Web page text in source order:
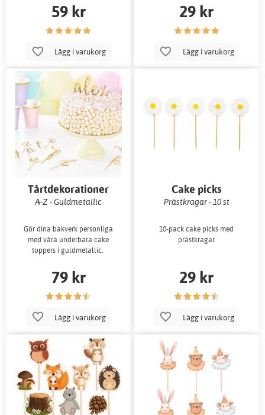
59 kr
Lägg i varukorg
29 kr
Lägg i varukorg
Tårtdekorationer
A-Z - Guldmetallic
Gör dina bakverk personliga
med våra underbara cake
toppers i guldmetallic.
79 kr
Lägg i varukorg
Cake picks
Prästkragar - 10 st
10-pack cake picks med
prästkragar
29 kr
Lägg i varukorg